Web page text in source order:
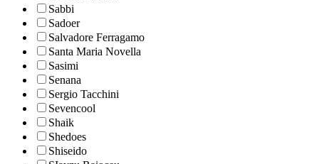
Sabbi
Sadoer
Salvadore Ferragamo
Santa Maria Novella
Sasimi
Senana
Sergio Tacchini
Sevencool
Shaik
Shedoes
Shiseido